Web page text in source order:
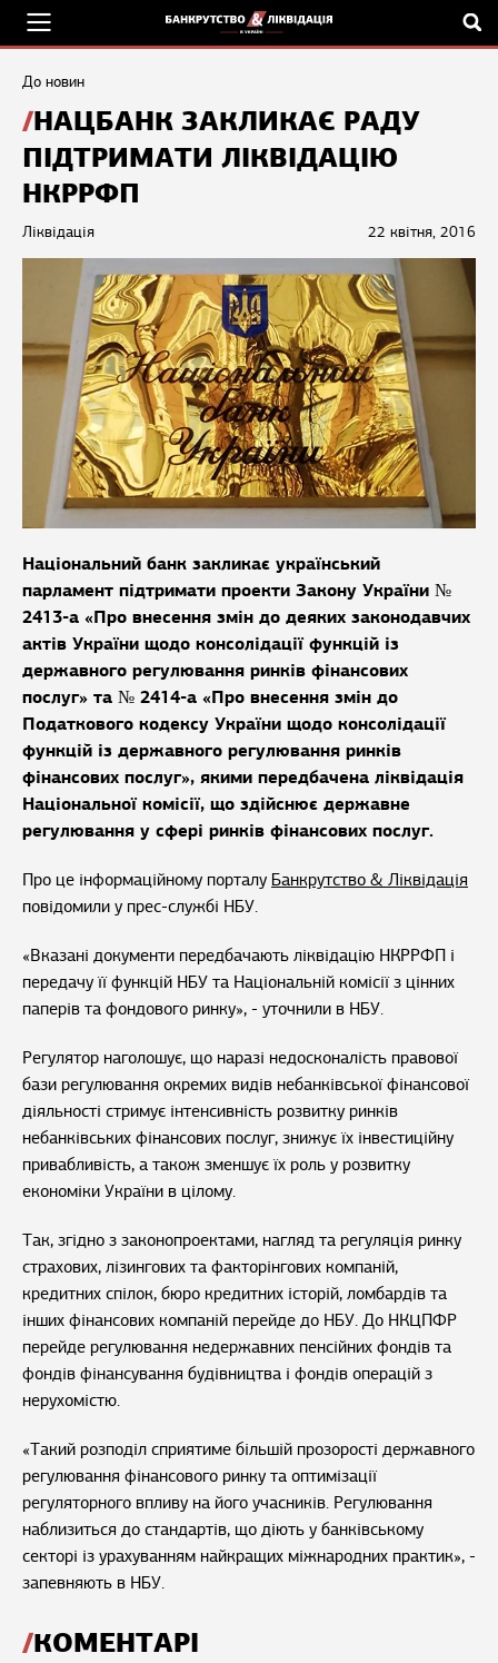
До новин
НАЦБАНК ЗАКЛИКАЄ РАДУ
ПІДТРИМАТИ ЛІКВІДАЦІЮ
НКРРФП
22 квітня, 2016
Ліквідація
Національний банк закликає український
парламент підтримати проекти Закону України №
2413-а «Про внесення змін до деяких законодавчих
актів України щодо консолідації функцій із
державного регулювання ринків фінансових
послуг» та № 2414-а «Про внесення змін до
Податкового кодексу України щодо консолідації
функцій із державного регулювання ринків
фінансових послуг», якими передбачена ліквідація
Національної комісії, що здійснює державне
регулювання у сфері ринків фінансових послуг.
Про це інформаційному порталу Банкрутство & Ліквідація
повідомили у прес-службі НБУ.
«Вказані документи передбачають ліквідацію НКРРФП і
передачу її функцій НБУ та Національній комісії з цінних
паперів та фондового ринку», - уточнили в НБУ.
Регулятор наголошує, що наразі недосконалість правової
бази регулювання окремих видів небанківської фінансової
діяльності стримує інтенсивність розвитку ринків
небанківських фінансових послуг, знижує їх інвестиційну
привабливість, а також зменшує їх роль у розвитку
економіки України в цілому.
Так, згідно з законопроектами, нагляд та регуляція ринку
страхових, лізингових та факторінгових компаній,
кредитних спілок, бюро кредитних історій, ломбардів та
інших фінансових компаній перейде до НБУ. До НКЦПФР
перейде регулювання недержавних пенсійних фондів та
фондів фінансування будівництва і фондів операцій з
нерухомістю.
«Такий розподіл сприятиме більшій прозорості державного
регулювання фінансового ринку та оптимізації
регуляторного впливу на його учасників. Регулювання
наблизиться до стандартів, що діють у банківському
секторі із урахуванням найкращих міжнародних практик», -
запевняють в НБУ.
КОМЕНТАРІ